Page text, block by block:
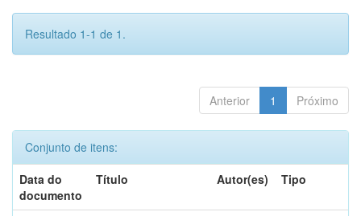
Resultado 1-1 de 1.
Anterior 1 Próximo
Conjunto de itens:
Data do
documento
Título Autor(es) Tipo